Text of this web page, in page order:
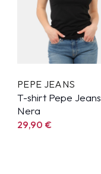
PEPE JEANS
T-shirt Pepe Jeans
Nera
29,90€